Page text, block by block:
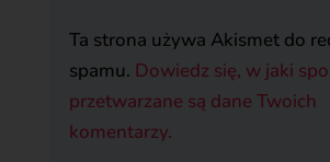
Ta strona używa Akismet do
spamu. Dowiedz się, w jaki
przetwarzane są dane Twoich
komentarzy.